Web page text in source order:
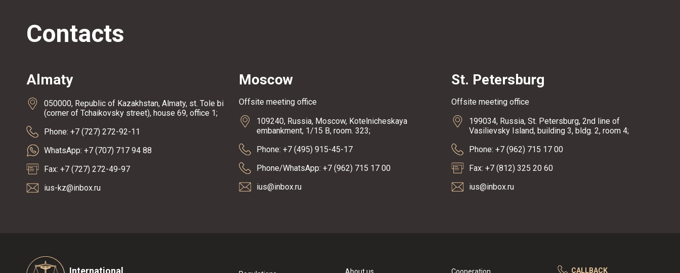
Contacts
Almaty
050000, Republic of Kazakhstan, Almaty, st. Tole bi
(corner of Tchaikovsky street), house 69, office 1;
Phone: +7 (727) 272-92-11
WhatsApp: +7 (707) 717 94 88
Fax: +7 (727) 272-49-97
ius-kz@inbox.ru
Moscow
Offsite meeting office
109240, Russia, Moscow, Kotelnicheskaya
embankment, 1/15 B, room. 323;
Phone: +7 (495) 915-45-17
Phone/WhatsApp: +7 (962) 715 17 00
ius@inbox.ru
St. Petersburg
Offsite meeting office
199034, Russia, St. Petersburg, 2nd line of
Vasilievsky Island, building 3, bldg. 2, room 4;
Phone: +7 (962) 715 17 00
Fax: +7 (812) 325 20 60
ius@inbox.ru
International CALLBACK